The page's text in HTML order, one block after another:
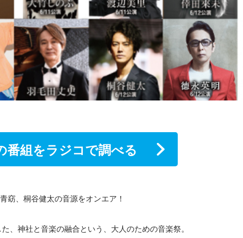
番組をラジコで調べる
窈、桐谷健太の音源をオンエア！
、神社と音楽の融合という、大人のための音楽祭。